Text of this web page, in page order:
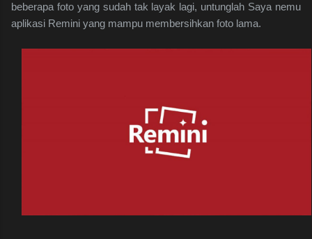
beberapa foto yang sudah tak layak lagi, untunglah Saya nemu
aplikasi Remini yang mampu membersihkan foto lama.